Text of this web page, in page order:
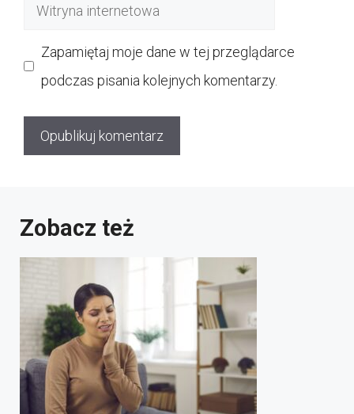
Witryna
Zapamiętaj moje dane w tej przeglądarce
podczas pisania kolejnych komentarzy.
Zobacz też